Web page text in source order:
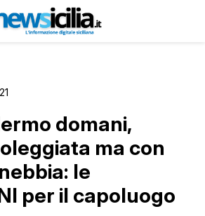
domani,
ma con
le
per il capoluogo